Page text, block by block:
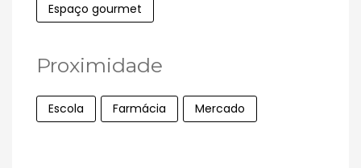
Espaço gourmet
Proximidade
Escola Farmácia Mercado